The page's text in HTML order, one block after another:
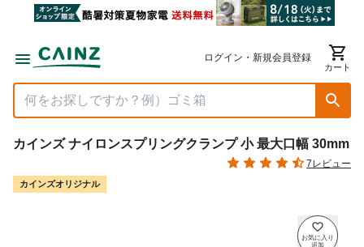
ログイン・新規会員登録
カート
カインズ ナイロンスプリングクランプ 小 最大口幅 30mm
7レビュー
カインズオリジナル